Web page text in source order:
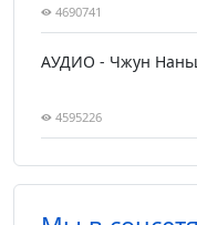
4690741
АУДИО - Чжун
4595226